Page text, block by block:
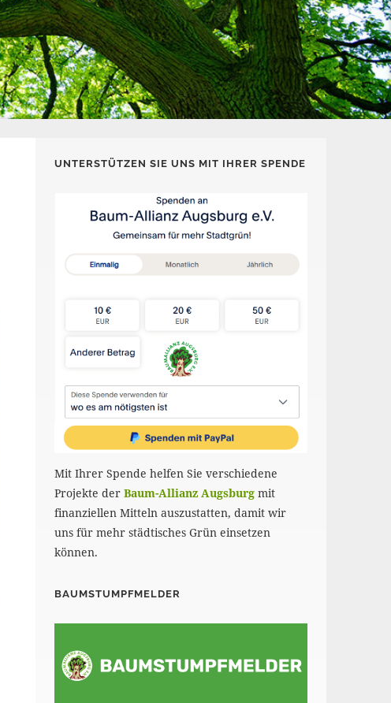
UNTERSTÜTZEN SIE UNS MIT IHRER SPENDE
Mit Ihrer Spende helfen Sie verschiedene
Projekte derBaum-Allianz Augsburg mit
finanziellen Mitteln auszustatten, damit wir
uns für mehr städtisches Grün einsetzen
können.
BAUMSTUMPFMELDER